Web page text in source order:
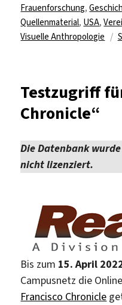
Frauenforschung,
Quellenmaterial, USA,
Visuelle Anthropologie
Testzugriff
Chronicle“
Die Datenbank
nicht lizenziert.
Bis zum 15. April
Campusnetz die
Francisco Chronicle